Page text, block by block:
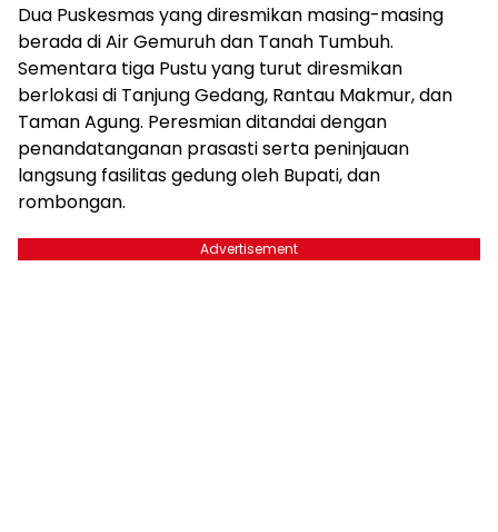
Dua Puskesmas yang diresmikan masing-masing
berada di Air Gemuruh dan Tanah Tumbuh.
Sementara tiga Pustu yang turut diresmikan
berlokasi di Tanjung Gedang, Rantau Makmur, dan
Taman Agung. Peresmian ditandai dengan
penandatanganan prasasti serta peninjauan
langsung fasilitas gedung oleh Bupati, dan
rombongan.
Advertisement